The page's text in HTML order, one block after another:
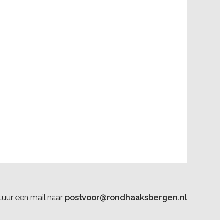
een mail naar postvoor@rondhaaksbergen.nl